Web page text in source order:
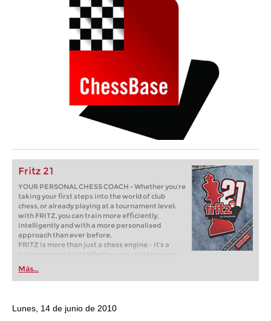
Fritz 21
YOUR PERSONAL CHESS COACH - Whether you’re
taking your first steps into the world of club
chess, or already playing at a tournament level:
with FRITZ, you can train more efficiently,
intelligently and with a more personalised
approach than ever before.
FRITZ is more than just a chess engine – it’s a
training revolution! Whether you’re taking your
first steps into the world of club chess, or already
playing at a tournament level: with FRITZ, you can
train more efficiently, intelligently and with a
Más...
Lunes, 14 de junio de 2010